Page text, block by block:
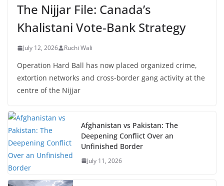
The Nijjar File: Canada’s
Khalistani Vote-Bank Strategy
July 12, 2026 Ruchi Wali
Operation Hard Ball has now placed organized crime,
extortion networks and cross-border gang activity at the
centre of the Nijjar
Afghanistan vs Pakistan: The
Deepening Conflict Over an
Unfinished Border
July 11, 2026